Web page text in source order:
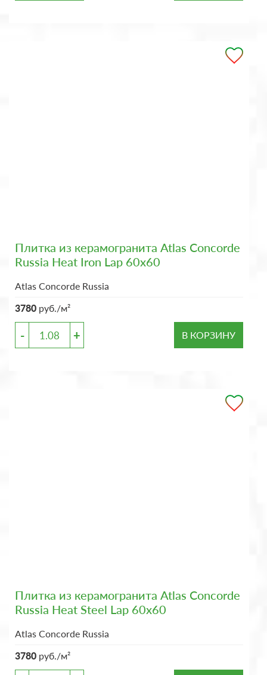
Плитка из керамогранита Atlas Concorde
Russia Heat Iron Lap 60x60
Atlas Concorde Russia
3780 руб./м²
- + В КОРЗИНУ
Плитка из керамогранита Atlas Concorde
Russia Heat Steel Lap 60x60
Atlas Concorde Russia
3780 руб./м²